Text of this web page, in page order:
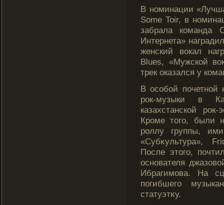
В номинации
Some Toir, в
забрала команда
Интернета»
женский вокал
Blues, «Мужской
трек оказался у
В особοй почетной
рок-музыки в
казахстанскοй
Кроме того, были
роллу группы,
«Субκультура»,
После этого,
основателя
Ибрагимова. На
погибшего
статуэтκу.